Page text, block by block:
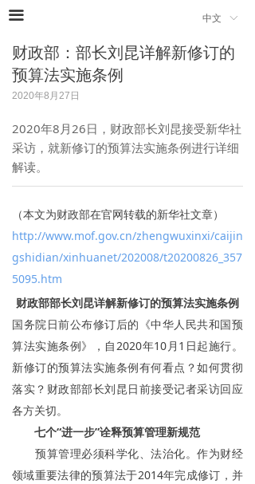
끀 ꀅ
中文
财政部：部长刘昆详解新修订的
预算法实施条例
2020年8月27日
2020年8月26日，财政部长刘昆接受新华社
采访，就新修订的预算法实施条例进行详细
解读。
（本文为财政部在官网转载的新华社文章）
http://www.mof.gov.cn/zhengwuxinxi/caijin
gshidian/xinhuanet/202008/t20200826_357
5095.htm
财政部部长刘昆详解新修订的预算法实施条例
国务院日前公布修订后的《中华人民共和国预
算法实施条例》，自2020年10月1日起施行。
新修订的预算法实施条例有何看点？如何贯彻
落实？财政部部长刘昆日前接受记者采访回应
各方关切。
七个“进一步”诠释预算管理新规范
预算管理必须科学化、法治化。作为财经
领域重要法律的预算法于2014年完成修订，并